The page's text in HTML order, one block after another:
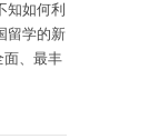
知如何利
留学的新
面、最丰